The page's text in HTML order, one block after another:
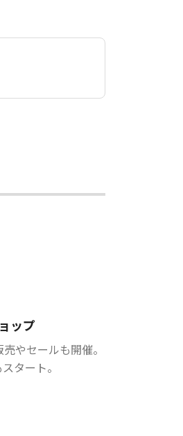
ップ
やセールも開催。
タート。